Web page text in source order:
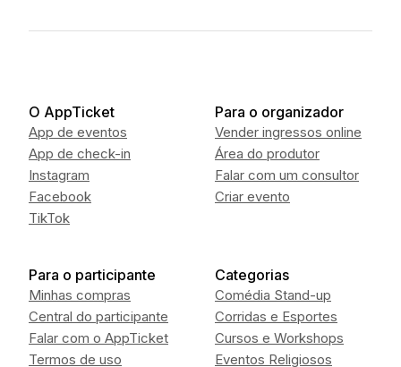
O AppTicket
App de eventos
App de check-in
Instagram
Facebook
TikTok
Para o organizador
Vender ingressos online
Área do produtor
Falar com um consultor
Criar evento
Para o participante
Minhas compras
Central do participante
Falar com o AppTicket
Termos de uso
Categorias
Comédia Stand-up
Corridas e Esportes
Cursos e Workshops
Eventos Religiosos